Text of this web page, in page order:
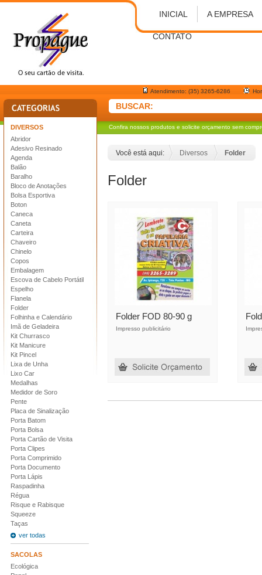
INICIAL A EMPRESA
CONTATO
Atendimento: (35) 3265-6286
BUSCAR:
DIVERSOS
Abridor
Adesivo Resinado
Agenda
Balão
Baralho
Bloco de Anotações
Bolsa Esportiva
Boton
Caneca
Caneta
Carteira
Chaveiro
Chinelo
Copos
Embalagem
Escova de Cabelo Portátil
Espelho
Flanela
Folder
Folhinha e Calendário
Imã de Geladeira
Kit Churrasco
Kit Manicure
Kit Pincel
Lixa de Unha
Lixo Car
Medalhas
Medidor de Soro
Pente
Placa de Sinalização
Porta Batom
Porta Bolsa
Porta Cartão de Visita
Porta Clipes
Porta Comprimido
Porta Documento
Porta Lápis
Raspadinha
Régua
Risque e Rabisque
Squeeze
Taças
ver todas
SACOLAS
Ecológica
Confira nossos produtos e solicite orçamento sem
Você está aqui: Diversos Folder
Folder
Folder FOD 80-90 g
Impresso publicitário